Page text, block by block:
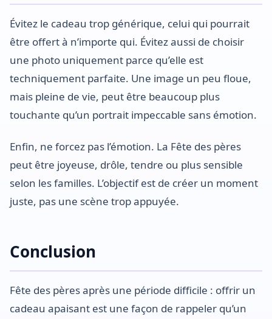
Évitez le cadeau trop générique, celui qui pourrait
être offert à n’importe qui. Évitez aussi de choisir
une photo uniquement parce qu’elle est
techniquement parfaite. Une image un peu floue,
mais pleine de vie, peut être beaucoup plus
touchante qu’un portrait impeccable sans émotion.
Enfin, ne forcez pas l’émotion. La Fête des pères
peut être joyeuse, drôle, tendre ou plus sensible
selon les familles. L’objectif est de créer un moment
juste, pas une scène trop appuyée.
Conclusion
Fête des pères après une période difficile : offrir un
cadeau apaisant est une façon de rappeler qu’un